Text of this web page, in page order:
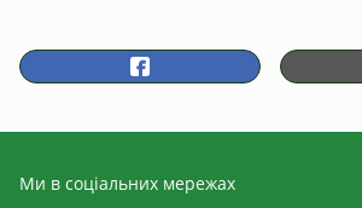
Ми в соціальних мережах